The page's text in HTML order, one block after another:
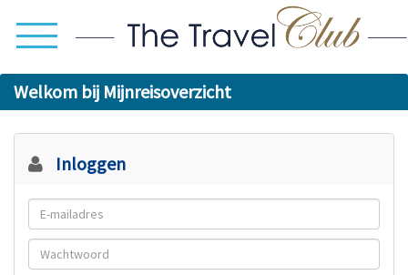
Welkom bij Mijnreisoverzicht
Inloggen